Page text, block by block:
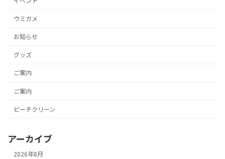
ウミガメ
お知らせ
グッズ
ご案内
ご案内
ビーチクリーン
アーカイブ
2026年8月